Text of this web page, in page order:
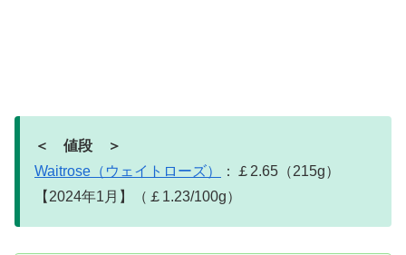
＜ 値段 ＞
Waitrose（ウェイトローズ）
：￡2.65（215g）
【2024年1月】（￡1.23/100g）